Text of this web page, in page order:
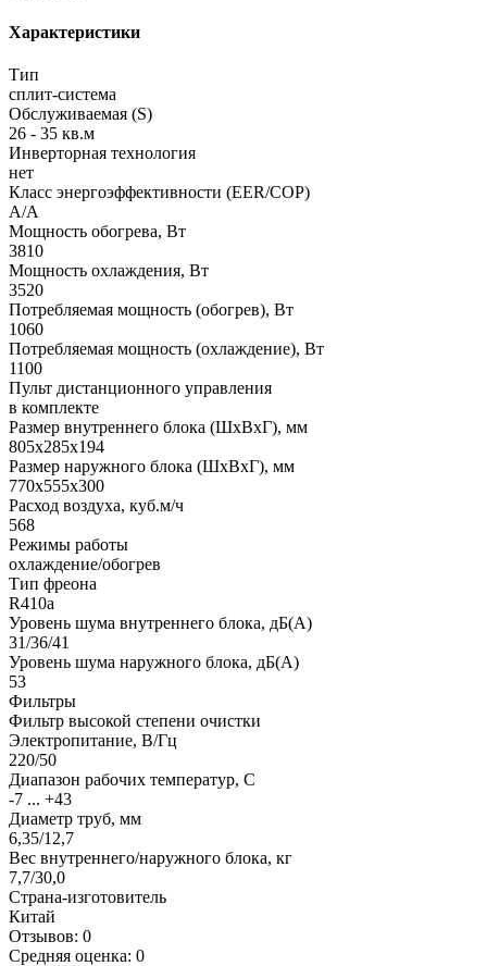
Характеристики
Тип
сплит-система
Обслуживаемая (S)
26 - 35 кв.м
Инверторная технология
нет
Класс энергоэффективности (EER/COP)
A/A
Мощность обогрева, Вт
3810
Мощность охлаждения, Вт
3520
Потребляемая мощность (обогрев), Вт
1060
Потребляемая мощность (охлаждение), Вт
1100
Пульт дистанционного управления
в комплекте
Размер внутреннего блока (ШхВхГ), мм
805x285x194
Размер наружного блока (ШхВхГ), мм
770x555x300
Расход воздуха, куб.м/ч
568
Режимы работы
охлаждение/обогрев
Тип фреона
R410a
Уровень шума внутреннего блока, дБ(А)
31/36/41
Уровень шума наружного блока, дБ(А)
53
Фильтры
Фильтр высокой степени очистки
Электропитание, В/Гц
220/50
Диапазон рабочих температур, С
-7 ... +43
Диаметр труб, мм
6,35/12,7
Вес внутреннего/наружного блока, кг
7,7/30,0
Страна-изготовитель
Китай
Отзывов: 0
Средняя оценка: 0